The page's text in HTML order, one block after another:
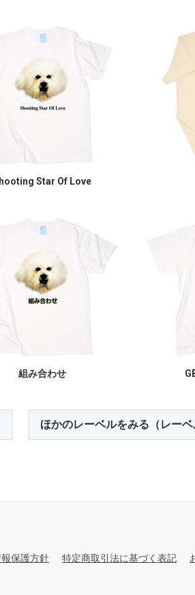
Star Of Love
組み合わせ
ほかのレーベルをみる（レー
保護方針 特定商取引法に基づく表記